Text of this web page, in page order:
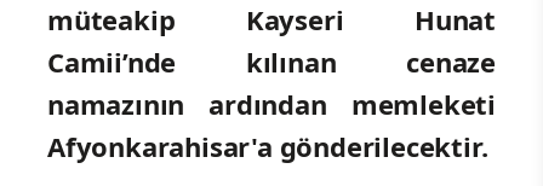
müteakip Kayseri Hunat
Camii’nde kılınan cenaze
namazının ardından memleketi
Afyonkarahisar'a gönderilecektir.